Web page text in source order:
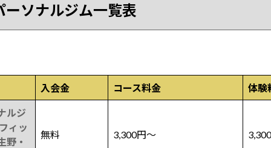
ーソナルジム一覧表
入会金 コース料金 体験
ルジ
ィッ
野・
無料 3,300円〜